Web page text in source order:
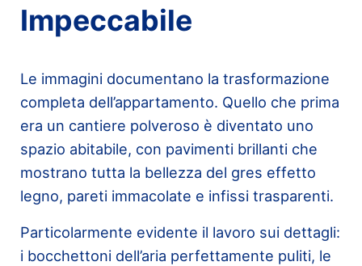
Impeccabile
Le immagini documentano la trasformazione
completa dell’appartamento. Quello che prima
era un cantiere polveroso è diventato uno
spazio abitabile, con pavimenti brillanti che
mostrano tutta la bellezza del gres effetto
legno, pareti immacolate e infissi trasparenti.
Particolarmente evidente il lavoro sui dettagli:
i bocchettoni dell’aria perfettamente puliti, le